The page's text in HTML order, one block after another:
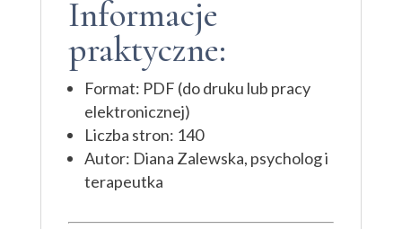
Informacje
praktyczne:
Format: PDF (do druku lub pracy
elektronicznej)
Liczba stron: 140
Autor: Diana Zalewska, psycholog i
terapeutka